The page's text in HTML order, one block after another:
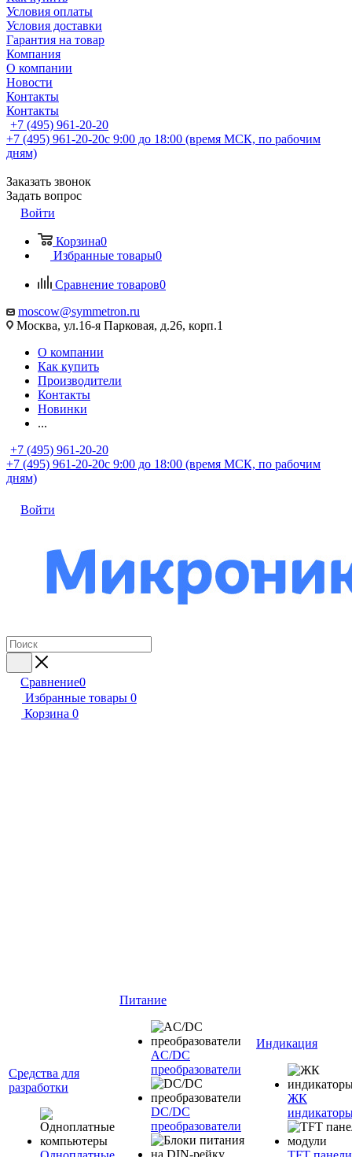
Условия оплаты
Условия доставки
Гарантия на товар
Компания
О компании
Новости
Контакты
Контакты
+7 (495) 961-20-20
+7 (495) 961-20-20с 9:00 до 18:00 (время МСК, по рабочим
дням)
Заказать звонок
Задать вопрос
Войти
Корзина0
Избранные товары0
Сравнение товаров0
moscow@symmetron.ru
Москва, ул.16-я Парковая, д.26, корп.1
О компании
Как купить
Производители
Контакты
Новинки
...
+7 (495) 961-20-20
+7 (495) 961-20-20с 9:00 до 18:00 (время МСК, по рабочим
дням)
Войти
Сравнение0
Избранные товары 0
Корзина 0
Средства для
разработки
Питание
AC/DC
преобразователи
DC/DC
преобразователи
Индикация
ЖК